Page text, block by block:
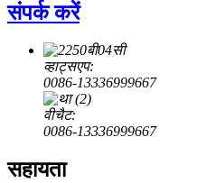
संपर्क करें
व्हाट्सएप:
0086-13336999667
वीचैट:
0086-13336999667
सहायता